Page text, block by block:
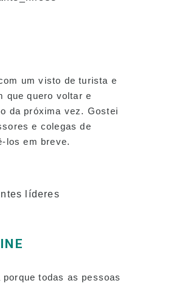
um visto de turista e
que quero voltar e
da próxima vez. Gostei
e colegas de
los em breve.
todas as pessoas